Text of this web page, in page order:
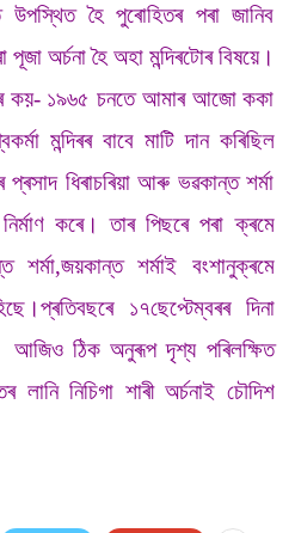
উপস্থিত হৈ পুৰোহিতৰ পৰা জানিব
পূজা অৰ্চনা হৈ অহা মন্দিৰটোৰ বিষয়ে।
কয়- ১৯৬৫ চনতে আমাৰ আজো ককা
মন্দিৰৰ বাবে মাটি দান কৰিছিল
ধিৰাচৰিয়া আৰু ভৱকান্ত শৰ্মা
কৰে। তাৰ পিছৰে পৰা ক্ৰমে
শৰ্মা,জয়কান্ত শৰ্মাই বংশানুক্ৰমে
১৭ছেপ্টেম্বৰৰ দিনা
আজিও ঠিক অনুৰূপ দৃশ্য পৰিলক্ষিত
লানি নিচিগা শাৰী অৰ্চনাই চৌদিশ